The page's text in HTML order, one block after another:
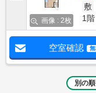
画像 : 2枚
敷
1階
空室確認
別の